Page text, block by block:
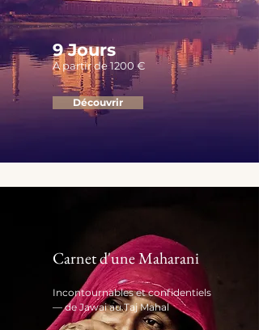
9 Jours
A partir de 1200 €
Découvrir
Carnet d'une Maharani
Incontournables et confidentiels
— de Jawai au Taj Mahal